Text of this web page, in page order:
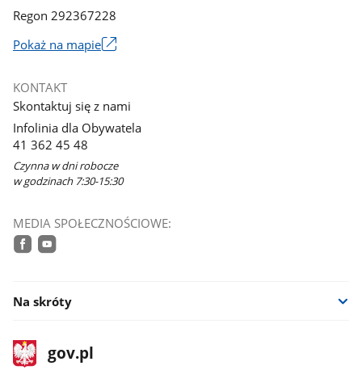
Regon 292367228
Pokaż na mapieLink
nowym
oknie
KONTAKT
Skontaktuj się z nami
Infolinia dla Obywatela
41 362 45 48
Czynna w dni robocze
w godzinach 7:30-15:30
MEDIA SPOŁECZNOŚCIOWE:
Na skróty
stopka
gov.plStrona
gov.pl